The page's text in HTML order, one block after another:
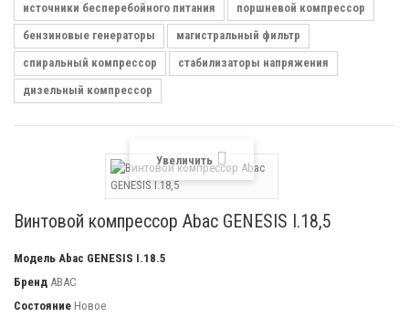
источники бесперебойного питания
поршневой компрессор
бензиновые генераторы
магистральный фильтр
спиральный компрессор
стабилизаторы напряжения
дизельный компрессор
Увеличить
Винтовой компрессор Abac GENESIS I.18,5
Модель Abac GENESIS I.18.5
Бренд ABAC
Состояние Новое